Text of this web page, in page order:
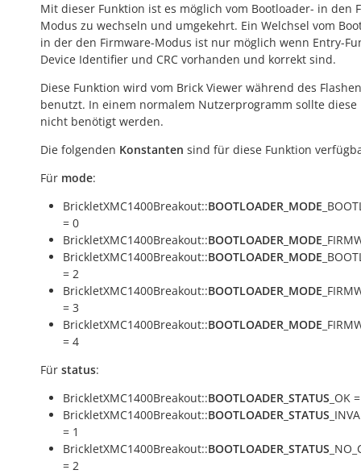
Mit dieser Funktion ist es möglich vom Bootloader- in den
Modus zu wechseln und umgekehrt. Ein Welchsel vom
in der den Firmware-Modus ist nur möglich wenn Entry-
Device Identifier und CRC vorhanden und korrekt sind.
Diese Funktion wird vom Brick Viewer während des
benutzt. In einem normalem Nutzerprogramm sollte diese
nicht benötigt werden.
Die folgenden Konstanten sind für diese Funktion
Für mode:
BrickletXMC1400Breakout::BOOTLOADER_MODE
= 0
BrickletXMC1400Breakout::BOOTLOADER_MODE
BrickletXMC1400Breakout::BOOTLOADER_MODE
= 2
BrickletXMC1400Breakout::BOOTLOADER_MODE
= 3
BrickletXMC1400Breakout::BOOTLOADER_MODE
= 4
Für status:
BrickletXMC1400Breakout::BOOTLOADER_STATUS _OK
BrickletXMC1400Breakout::BOOTLOADER_STATUS
= 1
BrickletXMC1400Breakout::BOOTLOADER_STATUS
= 2